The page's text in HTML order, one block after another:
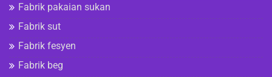
Fabrik pakaian sukan
Fabrik sut
Fabrik fesyen
Fabrik beg